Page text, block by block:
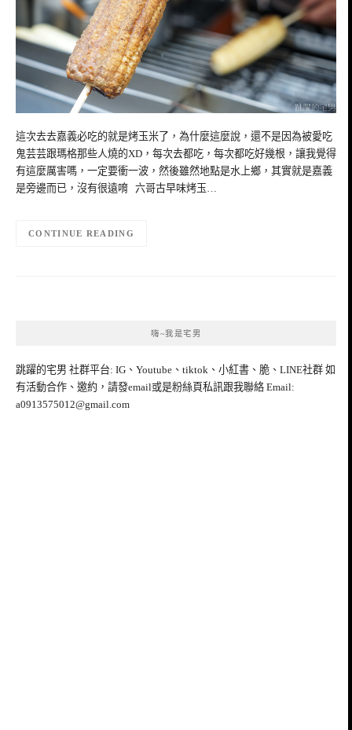
這次去去嘉義必吃的就是烤玉米了，為什麼這麼說，還不是因為被愛吃
鬼芸芸跟瑪格那些人燒的XD，每次去都吃，每次都吃好幾根，讓我覺得
有這麼厲害嗎，一定要衝一波，然後雖然地點是水上鄉，其實就是嘉義
是旁邊而已，沒有很遠唷 六哥古早味烤玉…
CONTINUE READING
嗨~我是宅男
跳躍的宅男 社群平台: IG、Youtube、tiktok、小紅書、脆、LINE社群 如
有活動合作、邀約，請發email或是粉絲頁私訊跟我聯絡 Email:
a0913575012@gmail.com